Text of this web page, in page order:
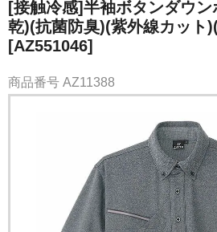
[接触冷感]半袖ボタンダウ
乾)(抗菌防臭)(紫外線カット
[AZ551046]
商品番号 AZ11388